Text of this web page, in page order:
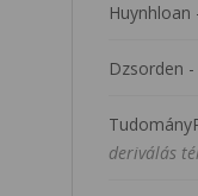
Huynhloan
Dzsorden -
deriválás